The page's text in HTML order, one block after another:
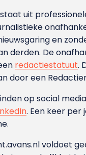
uit
en
derden. De
redactiestatuut.
door een
op social
. Een keer per
voldoet